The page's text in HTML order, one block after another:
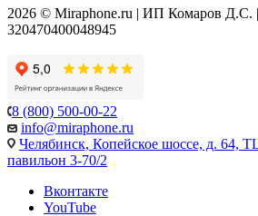
2026 © Miraphone.ru | ИП Комаров
320470400048945
8 (800) 500-00-22
info@miraphone.ru
Челябинск, Копейское шоссе, д. 64,
павильон 3-70/2
Вконтакте
YouTube